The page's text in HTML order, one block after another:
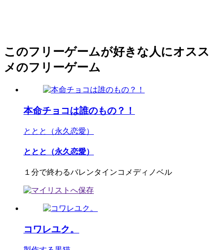
このフリーゲームが好きな人にオスス
メのフリーゲーム
本命チョコは誰のもの？！
ととと（永久恋愛）
ととと（永久恋愛）
１分で終わるバレンタインコメディノベル
コワレユク。